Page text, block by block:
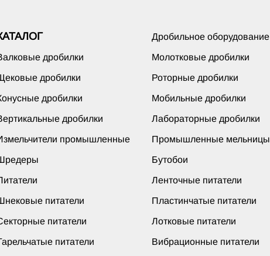
Дробильное оборудование
дробилки Молотковые дробилки
дробилки Роторные дробилки
дробилки Мобильные дробилки
дробилки Лабораторные дробилки
промышленные Промышленные мельницы
Бутобои
Ленточные питатели
питатели Пластинчатые питатели
питатели Лотковые питатели
питатели Вибрационные питатели